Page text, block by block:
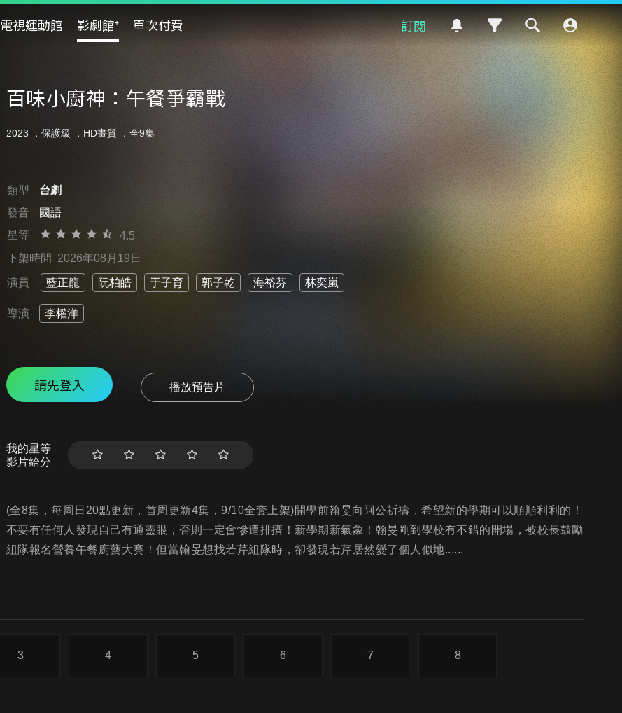
電視運動館 影劇館⁺ 單次付費 訂閱
百味小廚神：午餐爭霸戰
2023 ． 保護級 ．HD畫質 ．全9集
類型
台劇
發音
國語
星等
4.5
下架時間 2026年08月19日
演員 藍正龍 阮柏皓 于子育 郭子乾 海裕芬 林奕嵐
導演 李權洋
請先登入 播放預告片
我的星等
影片給分
(全8集，每周日20點更新，首周更新4集，9/10全套上架)開學前翰旻向阿公祈禱，希望新的學期可以順順利利的！
不要有任何人發現自己有通靈眼，否則一定會慘遭排擠！新學期新氣象！翰旻剛到學校有不錯的開場，被校長鼓勵
組隊報名營養午餐廚藝大賽！但當翰旻想找若芹組隊時，卻發現若芹居然變了個人似地......
3 4 5 6 7 8